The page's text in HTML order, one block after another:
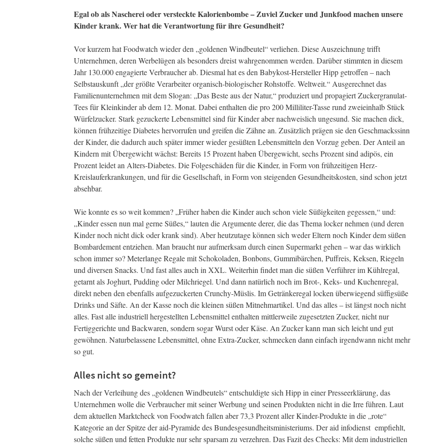
Egal ob als Nascherei oder versteckte Kalorienbombe – Zuviel Zucker und Junkfood machen unsere
Kinder krank. Wer hat die Verantwortung für ihre Gesundheit?
Vor kurzem hat Foodwatch wieder den „goldenen Windbeutel“ verliehen. Diese Auszeichnung trifft
Unternehmen, deren Werbelügen als besonders dreist wahrgenommen werden. Darüber stimmten in diesem
Jahr 130.000 engagierte Verbraucher ab. Diesmal hat es den Babykost-Hersteller Hipp getroffen – nach
Selbstauskunft „der größte Verarbeiter organisch-biologischer Rohstoffe. Weltweit.“ Ausgerechnet das
Familienunternehmen mit dem Slogan: „Das Beste aus der Natur,“ produziert und propagiert Zuckergranulat-
Tees für Kleinkinder ab dem 12. Monat. Dabei enthalten die pro 200 Milliliter-Tasse rund zweieinhalb Stück
Würfelzucker. Stark gezuckerte Lebensmittel sind für Kinder aber nachweislich ungesund. Sie machen dick,
können frühzeitige Diabetes hervorrufen und greifen die Zähne an. Zusätzlich prägen sie den Geschmackssinn
der Kinder, die dadurch auch später immer wieder gesüßten Lebensmitteln den Vorzug geben. Der Anteil an
Kindern mit Übergewicht wächst: Bereits 15 Prozent haben Übergewicht, sechs Prozent sind adipös, ein
Prozent leidet an Alters-Diabetes. Die Folgeschäden für die Kinder, in Form von frühzeitigen Herz-
Kreislauferkrankungen, und für die Gesellschaft, in Form von steigenden Gesundheitskosten, sind schon jetzt
absehbar.
Wie konnte es so weit kommen? „Früher haben die Kinder auch schon viele Süßigkeiten gegessen,“ und:
„Kinder essen nun mal gerne Süßes,“ lauten die Argumente derer, die das Thema locker nehmen (und deren
Kinder noch nicht dick oder krank sind). Aber heutzutage können sich weder Eltern noch Kinder dem süßen
Bombardement entziehen. Man braucht nur aufmerksam durch einen Supermarkt gehen – war das wirklich
schon immer so? Meterlange Regale mit Schokoladen, Bonbons, Gummibärchen, Puffreis, Keksen, Riegeln
und diversen Snacks. Und fast alles auch in XXL. Weiterhin findet man die süßen Verführer im Kühlregal,
getarnt als Joghurt, Pudding oder Milchriegel. Und dann natürlich noch im Brot-, Keks- und Kuchenregal,
direkt neben den ebenfalls aufgezuckerten Crunchy-Müslis. Im Getränkeregal locken überwiegend süffigsüße
Drinks und Säfte. An der Kasse noch die kleinen süßen Mitnehmartikel. Und das alles – ist längst noch nicht
alles. Fast alle industriell hergestellten Lebensmittel enthalten mittlerweile zugesetzten Zucker, nicht nur
Fertiggerichte und Backwaren, sondern sogar Wurst oder Käse. An Zucker kann man sich leicht und gut
gewöhnen. Naturbelassene Lebensmittel, ohne Extra-Zucker, schmecken dann einfach irgendwann nicht mehr
so gut.
Alles nicht so gemeint?
Nach der Verleihung des „goldenen Windbeutels“ entschuldigte sich Hipp in einer Presseerklärung, das
Unternehmen wolle die Verbraucher mit seiner Werbung und seinen Produkten nicht in die Irre führen. Laut
dem aktuellen Marktcheck von Foodwatch fallen aber 73,3 Prozent aller Kinder-Produkte in die „rote“
Kategorie an der Spitze der aid-Pyramide des Bundesgesundheitsministeriums. Der aid infodienst empfiehlt,
solche süßen und fetten Produkte nur sehr sparsam zu verzehren. Das Fazit des Checks: Mit dem industriellen